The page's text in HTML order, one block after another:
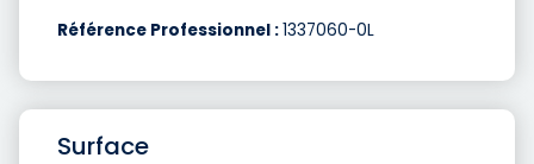
Référence Professionnel :1337060-0L
Surface